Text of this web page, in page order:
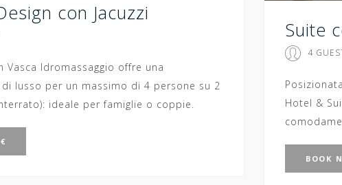
con Jacuzzi
Vasca Idromassaggio offre una
lusso per un massimo di 4 persone su 2
ideale per famiglie o coppie.
Suite
4
Hotel &
BOOK